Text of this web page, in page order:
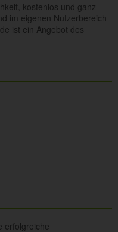
kostenlos und ganz
im eigenen Nutzerbereich
ist ein Angebot des
erfolgreiche